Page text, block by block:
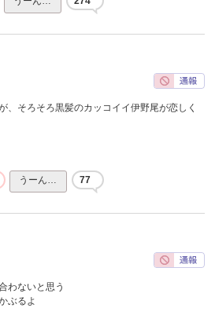
、そろそろ黒髪のカッコイイ伊野尾が恋しく
うーん… 77
わないと思う
ぶるよ